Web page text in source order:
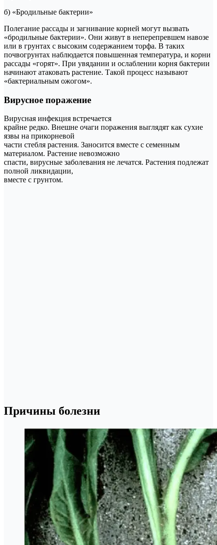
б) «Бродильные бактерии»
Полегание рассады и загнивание корней могут вызвать
«бродильные бактерии». Они живут в неперепревшем навозе
или в грунтах с высоким содержанием торфа. В таких
почвогрунтах наблюдается повышенная температура, и корни
рассады «горят». При увядании и ослаблении корня бактерии
начинают атаковать растение. Такой процесс называют
«бактериальным ожогом».
Вирусное поражение
Вирусная инфекция встречается
крайне редко. Внешне очаги поражения выглядят как сухие
язвы на прикорневой
части стебля растения. Заносится вместе с семенным
материалом. Растение невозможно
спасти, вирусные заболевания не лечатся. Растения подлежат
полной ликвидации,
вместе с грунтом.
Причины болезни